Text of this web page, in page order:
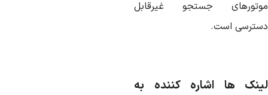
جستجو غیرقابل
است.
ها اشاره کننده به